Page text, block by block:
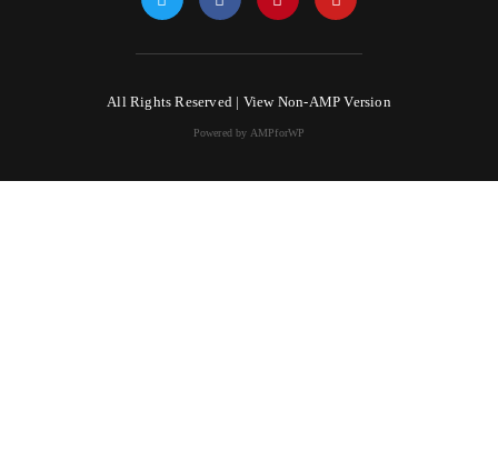
All Rights Reserved | View Non-AMP Version
Powered by AMPforWP